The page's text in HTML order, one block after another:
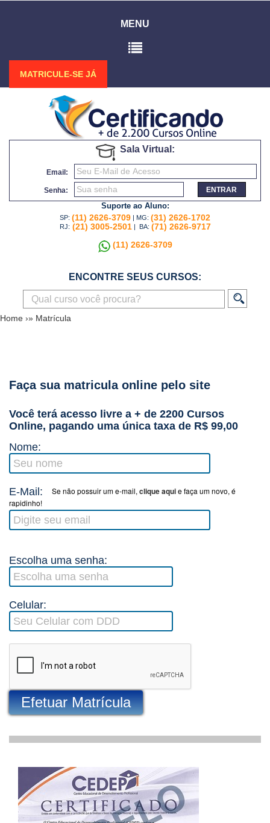
MENU
MATRICULE-SE JÁ
Sala Virtual:
Email:
Senha: ENTRAR
Suporte ao Aluno:
SP: (11) 2626-3709 | MG: (31) 2626-1702
RJ: (21) 3005-2501 | BA: (71) 2626-9717
(11) 2626-3709
ENCONTRE SEUS CURSOS:
Home ›» Matrícula
Faça sua matricula online pelo site
Você terá acesso livre a + de 2200 Cursos
Online, pagando uma única taxa de R$ 99,00
Nome:
E-Mail: Se não possuir um e-mail, clique aquie faça um novo, é
rapidinho!
Escolha uma senha:
Celular:
Efetuar Matrícula